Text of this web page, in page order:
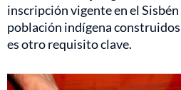
inscripción vigente en el
población indígena
es otro requisito clave.